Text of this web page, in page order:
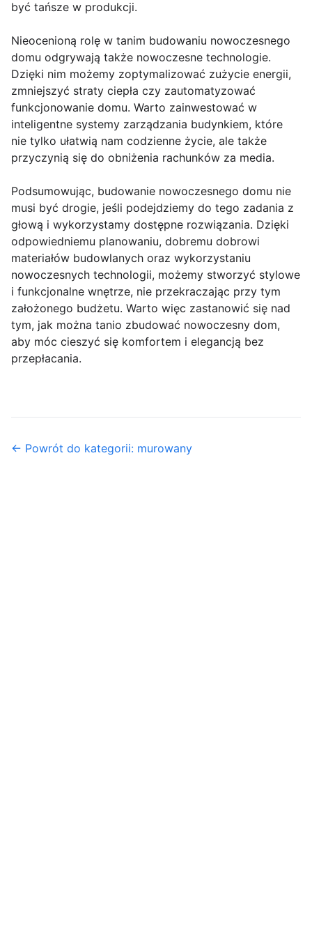
być tańsze w produkcji.
Nieocenioną rolę w tanim budowaniu nowoczesnego
domu odgrywają także nowoczesne technologie.
Dzięki nim możemy zoptymalizować zużycie energii,
zmniejszyć straty ciepła czy zautomatyzować
funkcjonowanie domu. Warto zainwestować w
inteligentne systemy zarządzania budynkiem, które
nie tylko ułatwią nam codzienne życie, ale także
przyczynią się do obniżenia rachunków za media.
Podsumowując, budowanie nowoczesnego domu nie
musi być drogie, jeśli podejdziemy do tego zadania z
głową i wykorzystamy dostępne rozwiązania. Dzięki
odpowiedniemu planowaniu, dobremu dobrowi
materiałów budowlanych oraz wykorzystaniu
nowoczesnych technologii, możemy stworzyć stylowe
i funkcjonalne wnętrze, nie przekraczając przy tym
założonego budżetu. Warto więc zastanowić się nad
tym, jak można tanio zbudować nowoczesny dom,
aby móc cieszyć się komfortem i elegancją bez
przepłacania.
← Powrót do kategorii: murowany